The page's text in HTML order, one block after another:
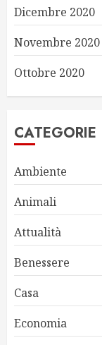
Dicembre 2020
Novembre 2020
Ottobre 2020
CATEGORIE
Ambiente
Animali
Attualità
Benessere
Casa
Economia